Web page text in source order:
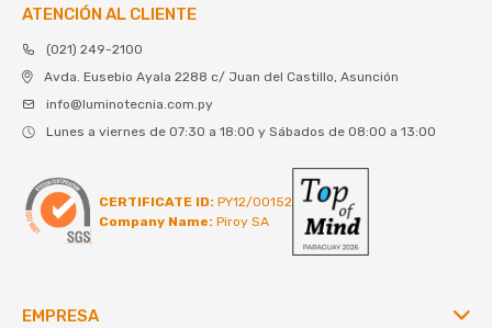
ATENCIÓN AL CLIENTE
(021) 249-2100
Avda. Eusebio Ayala 2288 c/ Juan del Castillo, Asunción
info@luminotecnia.com.py
Lunes a viernes de 07:30 a 18:00 y Sábados de 08:00 a 13:00
CERTIFICATE ID: PY12/00152
Company Name: Piroy SA
EMPRESA